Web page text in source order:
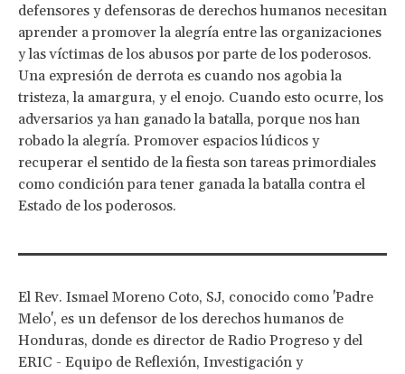
defensores y defensoras de derechos humanos necesitan
aprender a promover la alegría entre las organizaciones
y las víctimas de los abusos por parte de los poderosos.
Una expresión de derrota es cuando nos agobia la
tristeza, la amargura, y el enojo. Cuando esto ocurre, los
adversarios ya han ganado la batalla, porque nos han
robado la alegría. Promover espacios lúdicos y
recuperar el sentido de la fiesta son tareas primordiales
como condición para tener ganada la batalla contra el
Estado de los poderosos.
El Rev. Ismael Moreno Coto, SJ, conocido como 'Padre
Melo', es un defensor de los derechos humanos de
Honduras, donde es director de Radio Progreso y del
ERIC - Equipo de Reflexión, Investigación y